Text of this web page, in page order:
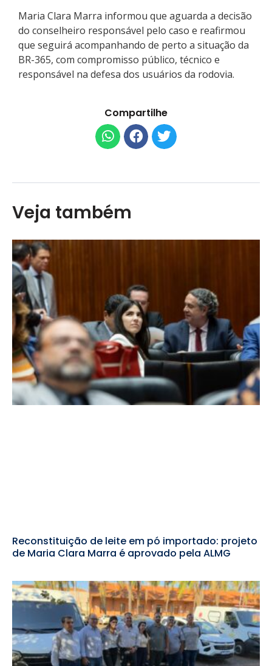
Maria Clara Marra informou que aguarda a decisão
do conselheiro responsável pelo caso e reafirmou
que seguirá acompanhando de perto a situação da
BR-365, com compromisso público, técnico e
responsável na defesa dos usuários da rodovia.
Compartilhe
Veja também
Reconstituição de leite em pó importado: projeto
de Maria Clara Marra é aprovado pela ALMG